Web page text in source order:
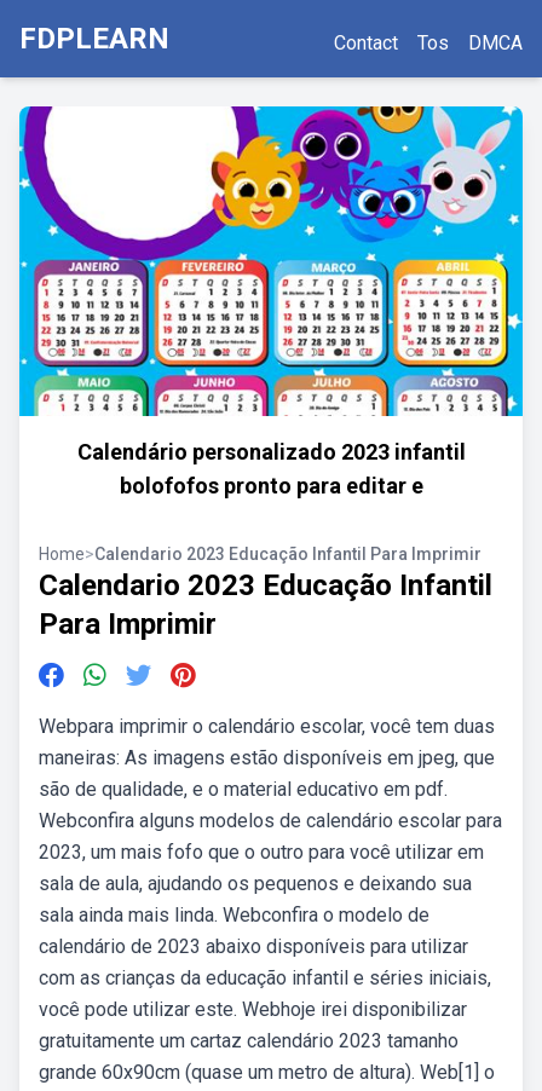
FDPLEARN Contact Tos DMCA
Calendário personalizado 2023 infantil
bolofofos pronto para editar e
Home>Calendario 2023 Educação Infantil Para Imprimir
Calendario 2023 Educação Infantil
Para Imprimir
Webpara imprimir o calendário escolar, você tem duas
maneiras: As imagens estão disponíveis em jpeg, que
são de qualidade, e o material educativo em pdf.
Webconfira alguns modelos de calendário escolar para
2023, um mais fofo que o outro para você utilizar em
sala de aula, ajudando os pequenos e deixando sua
sala ainda mais linda. Webconfira o modelo de
calendário de 2023 abaixo disponíveis para utilizar
com as crianças da educação infantil e séries iniciais,
você pode utilizar este. Webhoje irei disponibilizar
gratuitamente um cartaz calendário 2023 tamanho
grande 60x90cm (quase um metro de altura). Web[1] o